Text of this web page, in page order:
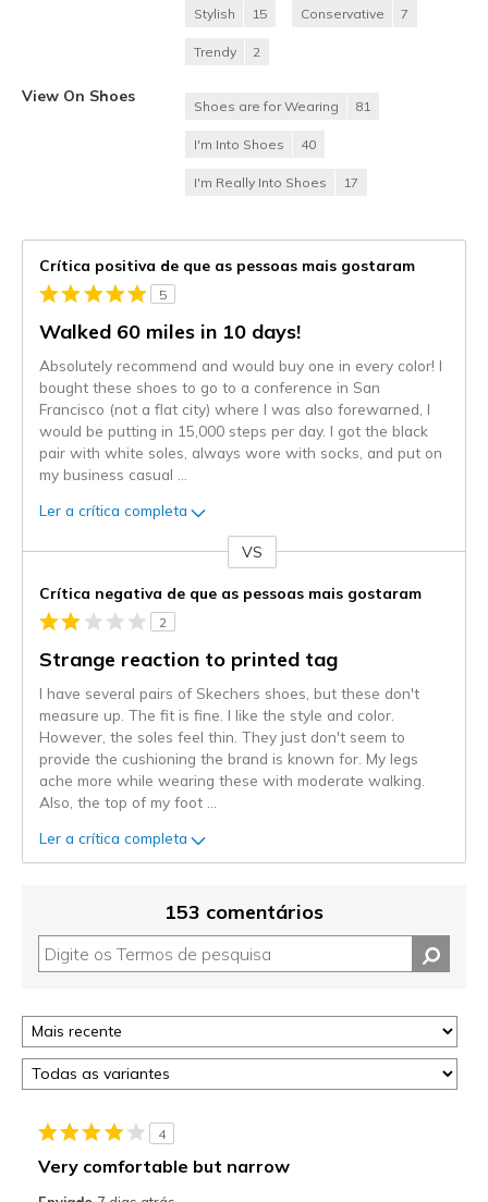
Stylish 15 Conservative 7
Trendy 2
View On Shoes
Shoes are for Wearing 81
I'm Into Shoes 40
I'm Really Into Shoes 17
Crítica positiva de que as pessoas mais gostaram
5
Walked 60 miles in 10 days!
Absolutely recommend and would buy one in every color! I
bought these shoes to go to a conference in San
Francisco (not a flat city) where I was also forewarned, I
would be putting in 15,000 steps per day. I got the black
pair with white soles, always wore with socks, and put on
my business casual
Ler a crítica completa
VS
Crítica negativa de que as pessoas mais gostaram
2
Strange reaction to printed tag
I have several pairs of Skechers shoes, but these don't
measure up. The fit is fine. I like the style and color.
However, the soles feel thin. They just don't seem to
provide the cushioning the brand is known for. My legs
ache more while wearing these with moderate walking.
Also, the top of my foot
Ler a crítica completa
153 comentários
4
Very comfortable but narrow